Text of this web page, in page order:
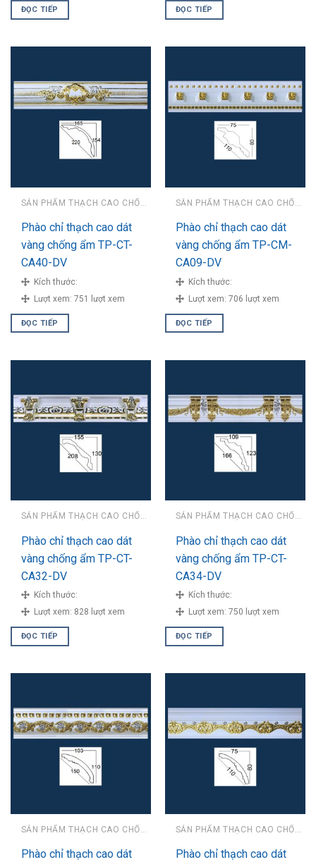
ĐỌC TIẾP ĐỌC TIẾP
Phào chỉ thạch cao dát
vàng chống ẩm TP-CT-
CA40-DV
Kích thước:
Lượt xem: 751 lượt xem
ĐỌC TIẾP
Phào chỉ thạch cao dát
vàng chống ẩm TP-CM-
CA09-DV
Kích thước:
Lượt xem: 706 lượt xem
ĐỌC TIẾP
SẢN PHẨM THẠCH CAO CHỐNG ẨM
Phào chỉ thạch cao dát
vàng chống ẩm TP-CT-
CA32-DV
Kích thước:
Lượt xem: 828 lượt xem
ĐỌC TIẾP
SẢN PHẨM THẠCH CAO CHỐNG ẨM
Phào chỉ thạch cao dát
vàng chống ẩm TP-CT-
CA34-DV
Kích thước:
Lượt xem: 750 lượt xem
ĐỌC TIẾP
Phào chỉ thạch cao dát
Phào chỉ thạch cao dát